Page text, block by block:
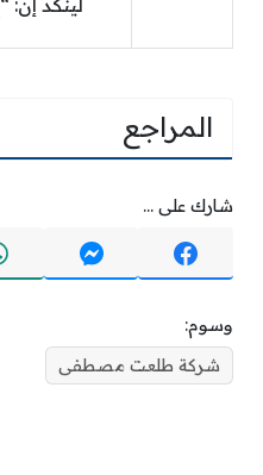
لينكد إن: “
المراجع
شارك على ...
وسوم:
شركة طلعت مصطفى